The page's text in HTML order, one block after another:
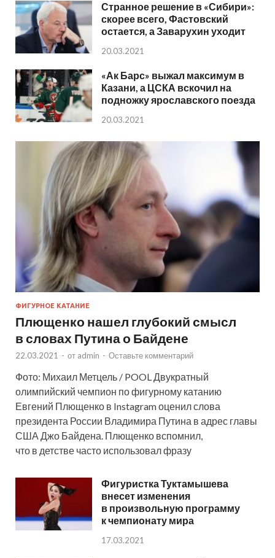
Странное решение в «Сибири»:
скорее всего, Фастовский
остается, а Заварухин уходит
20.03.2021
«Ак Барс» выжал максимум в
Казани, а ЦСКА вскочил на
подножку ярославского поезда
20.03.2021
ФИГУРНОЕ КАТАНИЕ
Плющенко нашел глубокий смысл
в словах Путина о Байдене
22.03.2021 - от admin - Оставьте комментарий
Фото: Михаил Метцель / POOL Двукратный
олимпийский чемпион по фигурному катанию
Евгений Плющенко в Instagram оценил слова
президента России Владимира Путина в адрес главы
США Джо Байдена. Плющенко вспомнил,
что в детстве часто использовал фразу
Фигуристка Туктамышева
внесет изменения
в произвольную программу
к чемпионату мира
17.03.2021